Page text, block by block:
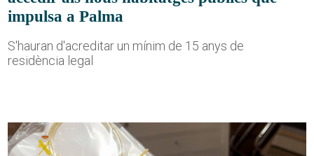
impulsa a Palma
S'hauran d'acreditar un mínim de 15 anys de
residència legal